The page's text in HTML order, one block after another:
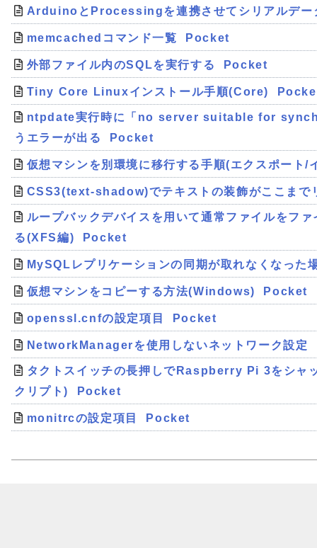
ArduinoとProcessingを連携させてシリアルデー
memcachedコマンド一覧 Pocket
外部ファイル内のSQLを実行する Pocket
Tiny Core Linuxインストール手順(Core)
ntpdate実行時に「no server suitable for
うエラーが出る
Pocket
仮想マシンを別環境に移行する手順(エクスポート/
CSS3(text-shadow)でテキストの装飾がここまで
ループバックデバイスを用いて通常ファイルをフ
る(XFS編)
Pocket
MySQLレプリケーションの同期が取れなくなった
仮想マシンをコピーする方法(Windows) Pocket
openssl.cnfの設定項目 Pocket
NetworkManagerを使用しないネットワーク設定
タクトスイッチの長押しでRaspberry Pi 3をシャ
クリプト)
Pocket
monitrcの設定項目 Pocket